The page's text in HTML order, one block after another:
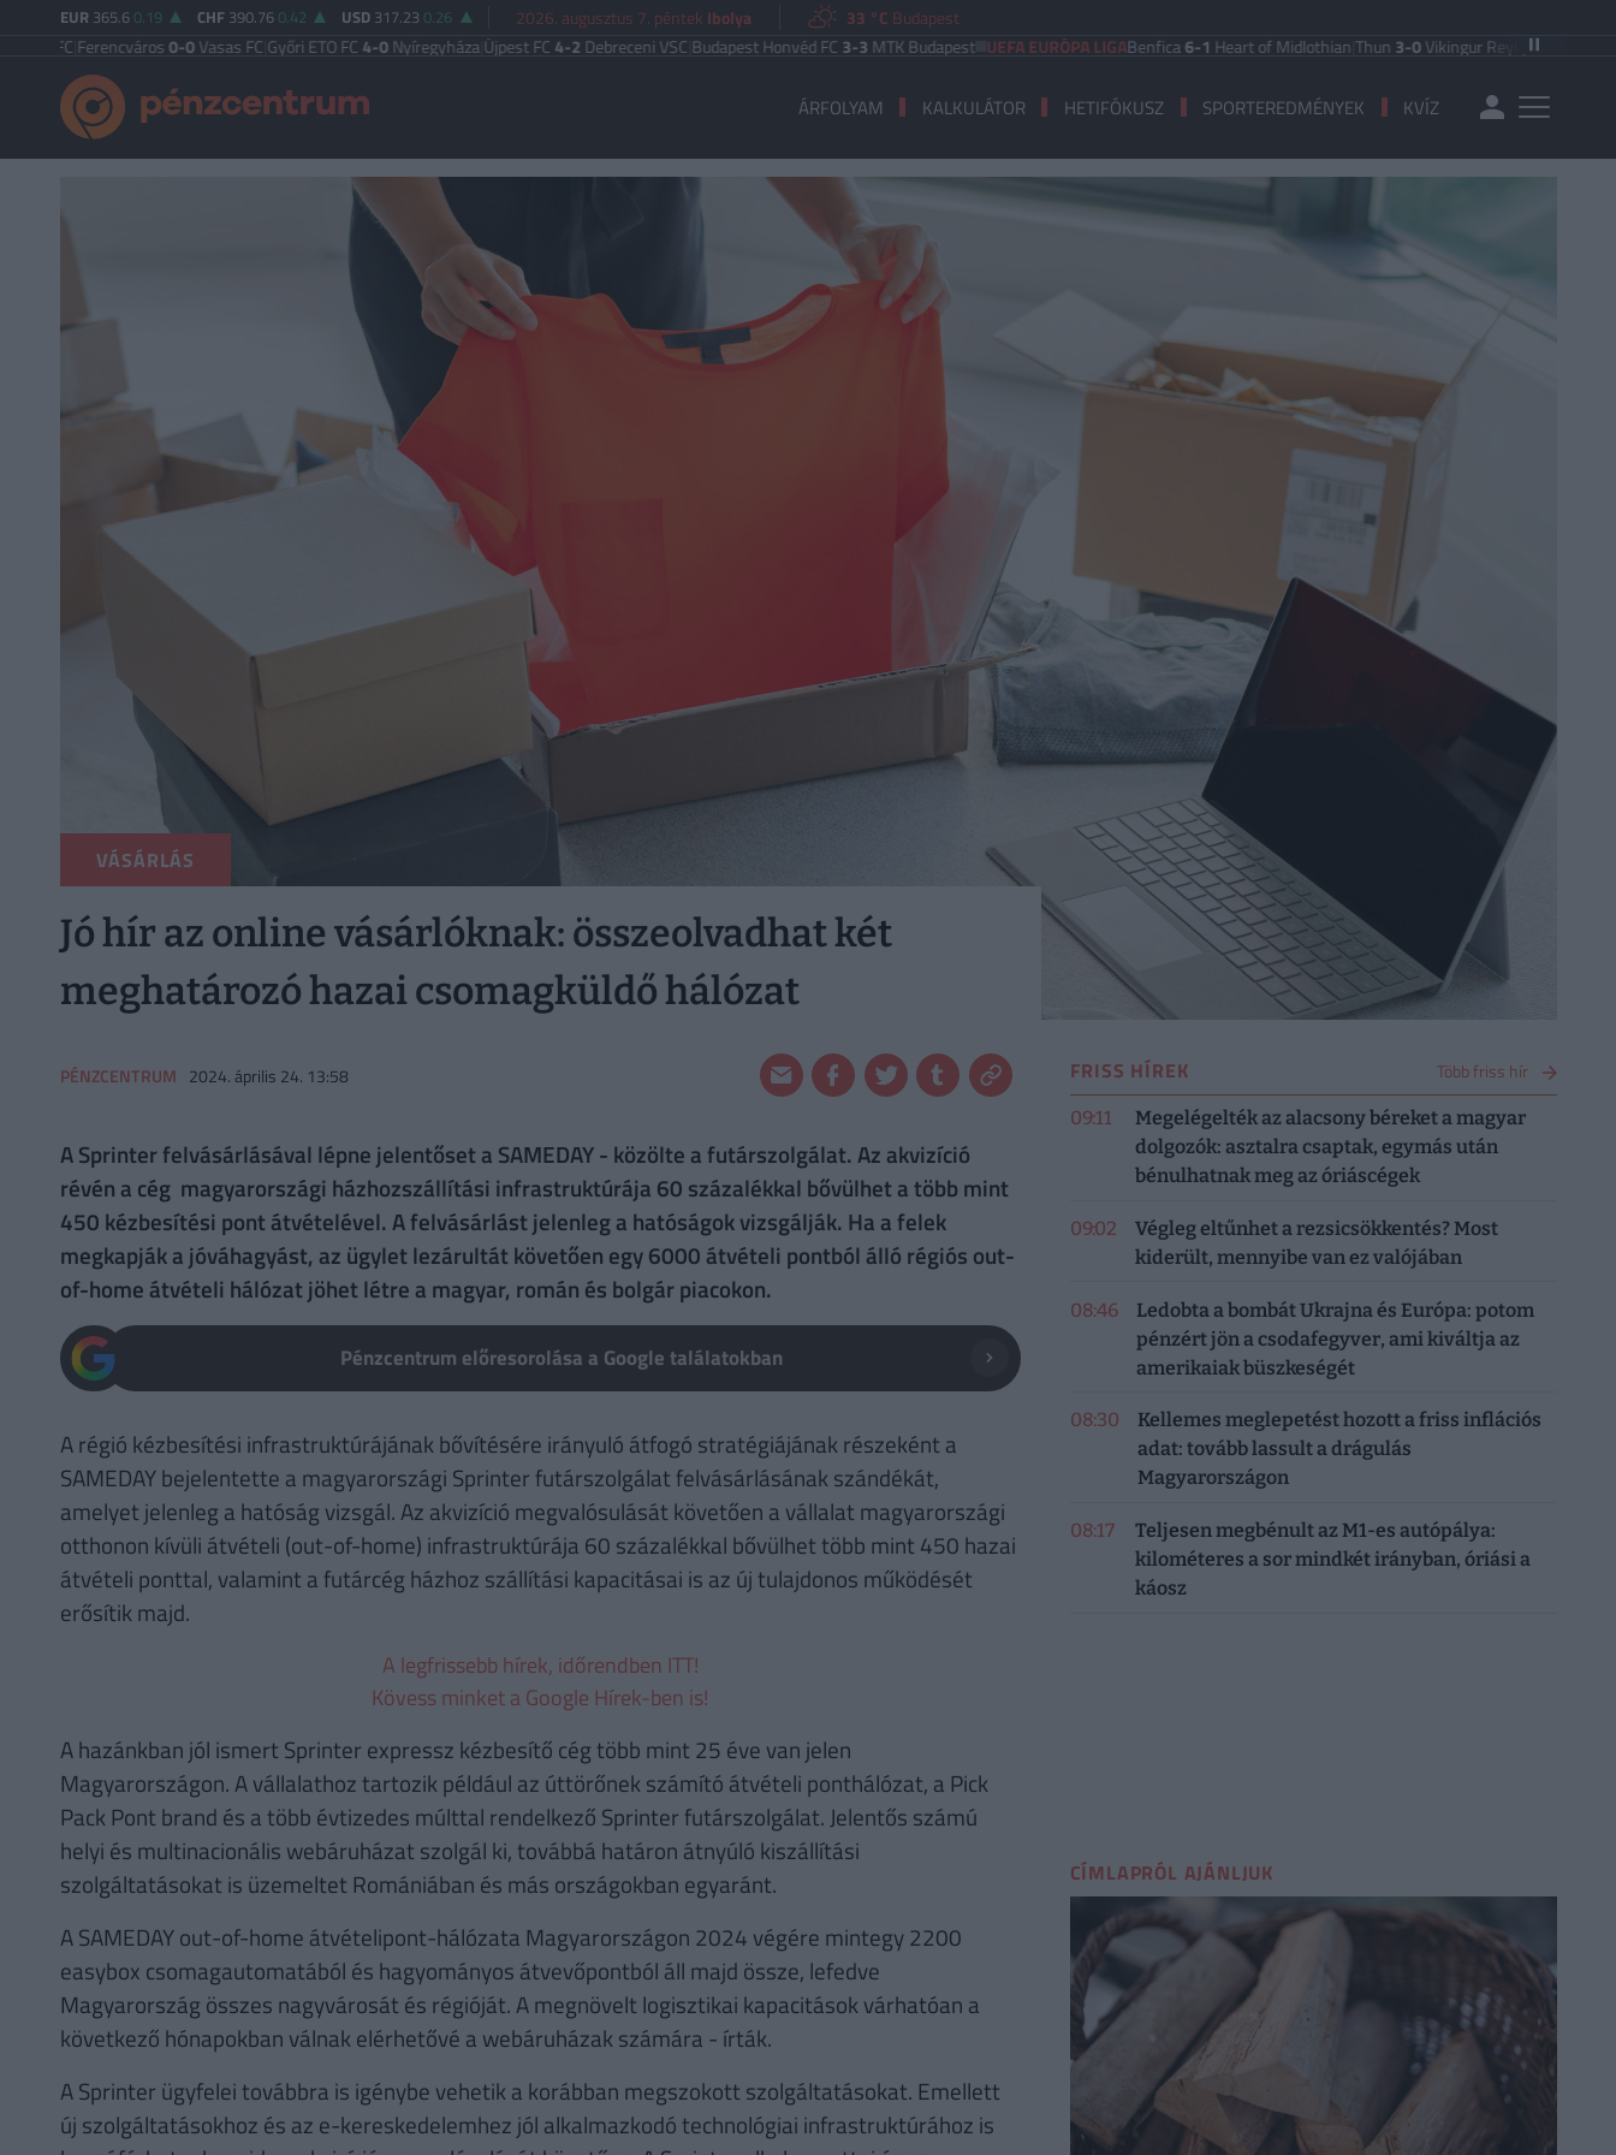
EUR 365.6 0.19 CHF 390.76 0.42 USD 317.23 0.26 2026. augusztus 7. péntek Ibolya 33 °C Budapest
Ferencváros0-0Vasas FC|Győri ETO FC4-0Nyíregyháza|Újpest FC4-2Debreceni VSC|Budapest Honvéd FC3-3MTK Budapest UEFA EURÓPA LIGABenfica6-1Heart of Midlothian|Thun3-0Vikingur Reykjavik|PAOK Saloniki
ÁRFOLYAM KALKULÁTOR HETIFÓKUSZ SPORTEREDMÉNYEK KVÍZ
VÁSÁRLÁS
Jó hír az online vásárlóknak: összeolvadhat két
meghatározó hazai csomagküldő hálózat
PÉNZCENTRUM 2024. április 24. 13:58
A Sprinter felvásárlásával lépne jelentőset a SAMEDAY - közölte a futárszolgálat. Az akvizíció
révén a cég magyarországi házhozszállítási infrastruktúrája 60 százalékkal bővülhet a több mint
450 kézbesítési pont átvételével. A felvásárlást jelenleg a hatóságok vizsgálják. Ha a felek
megkapják a jóváhagyást, az ügylet lezárultát követően egy 6000 átvételi pontból álló régiós out-
of-home átvételi hálózat jöhet létre a magyar, román és bolgár piacokon.
Pénzcentrum előresorolása a Google találatokban
A régió kézbesítési infrastruktúrájának bővítésére irányuló átfogó stratégiájának részeként a
SAMEDAY bejelentette a magyarországi Sprinter futárszolgálat felvásárlásának szándékát,
amelyet jelenleg a hatóság vizsgál. Az akvizíció megvalósulását követően a vállalat magyarországi
otthonon kívüli átvételi (out-of-home) infrastruktúrája 60 százalékkal bővülhet több mint 450 hazai
átvételi ponttal, valamint a futárcég házhoz szállítási kapacitásai is az új tulajdonos működését
erősítik majd.
A legfrissebb hírek, időrendben ITT!
Kövess minket a Google Hírek-ben is!
A hazánkban jól ismert Sprinter expressz kézbesítő cég több mint 25 éve van jelen
Magyarországon. A vállalathoz tartozik például az úttörőnek számító átvételi ponthálózat, a Pick
Pack Pont brand és a több évtizedes múlttal rendelkező Sprinter futárszolgálat. Jelentős számú
helyi és multinacionális webáruházat szolgál ki, továbbá határon átnyúló kiszállítási
szolgáltatásokat is üzemeltet Romániában és más országokban egyaránt.
A SAMEDAY out-of-home átvételipont-hálózata Magyarországon 2024 végére mintegy 2200
easybox csomagautomatából és hagyományos átvevőpontból áll majd össze, lefedve
Magyarország összes nagyvárosát és régióját. A megnövelt logisztikai kapacitások várhatóan a
következő hónapokban válnak elérhetővé a webáruházak számára - írták.
A Sprinter ügyfelei továbbra is igénybe vehetik a korábban megszokott szolgáltatásokat. Emellett
új szolgáltatásokhoz és az e-kereskedelemhez jól alkalmazkodó technológiai infrastruktúrához is
FRISS HÍREK Több friss hír
09:11
Megelégelték az alacsony béreket a magyar
dolgozók: asztalra csaptak, egymás után
bénulhatnak meg az óriáscégek
09:02
Végleg eltűnhet a rezsicsökkentés? Most
kiderült, mennyibe van ez valójában
08:46
Ledobta a bombát Ukrajna és Európa: potom
pénzért jön a csodafegyver, ami kiváltja az
amerikaiak büszkeségét
08:30
Kellemes meglepetést hozott a friss inflációs
adat: tovább lassult a drágulás
Magyarországon
08:17
Teljesen megbénult az M1-es autópálya:
kilométeres a sor mindkét irányban, óriási a
káosz
CÍMLAPRÓL AJÁNLJUK